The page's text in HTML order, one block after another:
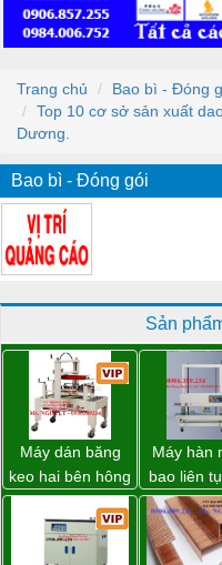
Trang chủ
Bao bì - Đóng
Top 10 cơ sở sản xuất
Dương.
Bao bì - Đóng gói
Sản
Máy dán băng
keo hai bên hông
thùng carton
WP-5050SA giá
rẻ Miền Nam
Máy hàn
bao liên
1200V
hãng